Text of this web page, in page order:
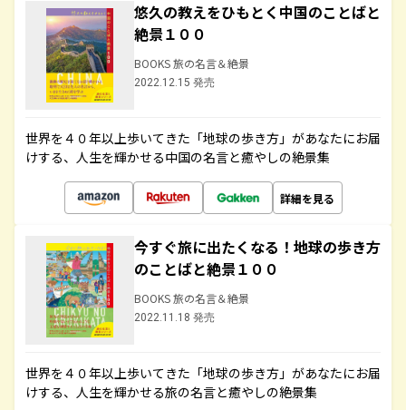
悠久の教えをひもとく中国のことばと
絶景１００
BOOKS 旅の名言＆絶景
2022.12.15 発売
世界を４０年以上歩いてきた「地球の歩き方」があなたにお届
けする、人生を輝かせる中国の名言と癒やしの絶景集
詳細を見る
今すぐ旅に出たくなる！地球の歩き方
のことばと絶景１００
BOOKS 旅の名言＆絶景
2022.11.18 発売
世界を４０年以上歩いてきた「地球の歩き方」があなたにお届
けする、人生を輝かせる旅の名言と癒やしの絶景集